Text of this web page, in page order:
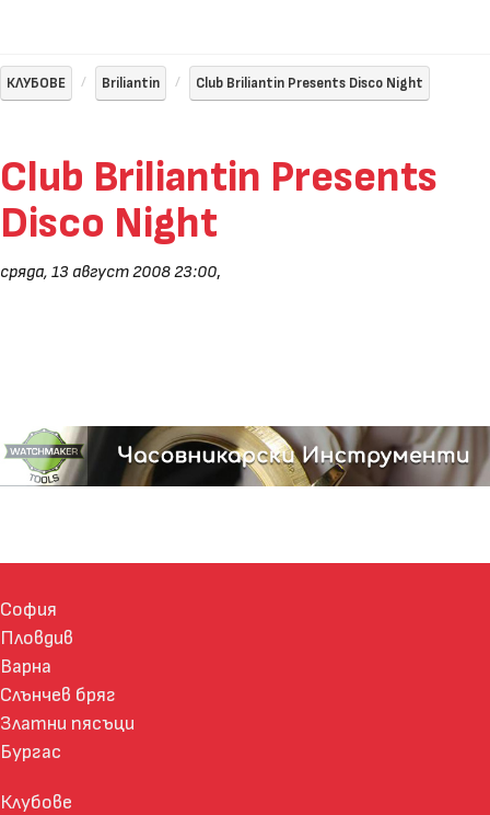
КЛУБОВЕ Briliantin Club Briliantin Presents Disco Night
Club Briliantin Presents
Disco Night
сряда, 13 август 2008 23:00,
София
Пловдив
Варна
Слънчев бряг
Златни пясъци
Бургас
Клубове